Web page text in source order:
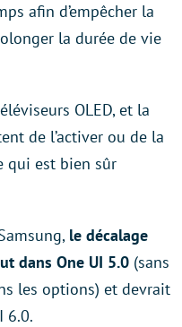
afin d’empêcher la
la durée de vie
OLED, et la
de l’activer ou de la
qui est bien sûr
le décalage
dans One UI 5.0 (sans
les options) et devrait
6.0.